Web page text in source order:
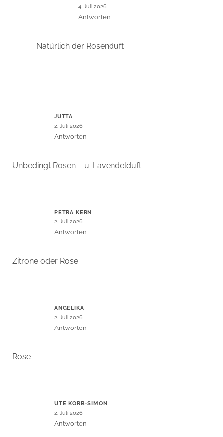
4. Juli 2026
Antworten
Natürlich der Rosenduft
JUTTA
2. Juli 2026
Antworten
Unbedingt Rosen – u. Lavendelduft
PETRA KERN
2. Juli 2026
Antworten
Zitrone oder Rose
ANGELIKA
2. Juli 2026
Antworten
Rose
UTE KORB-SIMON
2. Juli 2026
Antworten